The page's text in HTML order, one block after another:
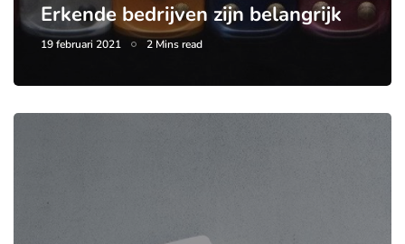
Erkende bedrijven zijn belangrijk
19 februari 2021 2 Mins read